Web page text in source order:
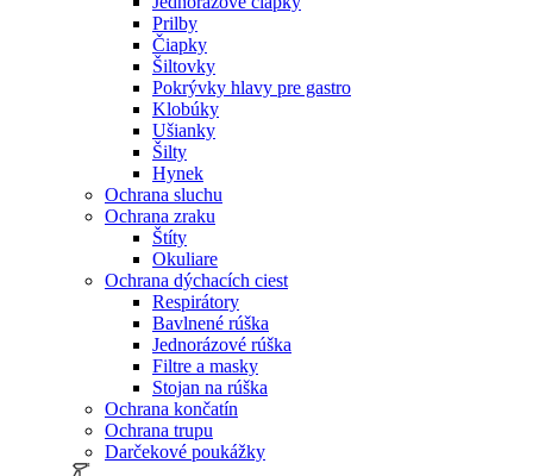
Prilby
Čiapky
Šiltovky
Pokrývky hlavy pre gastro
Klobúky
Ušianky
Šilty
Hynek
Ochrana sluchu
Ochrana zraku
Štíty
Okuliare
Ochrana dýchacích ciest
Respirátory
Bavlnené rúška
Jednorázové rúška
Filtre a masky
Stojan na rúška
Ochrana končatín
Ochrana trupu
Darčekové poukážky